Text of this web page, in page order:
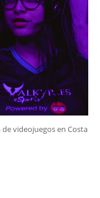
videojuegos en Costa